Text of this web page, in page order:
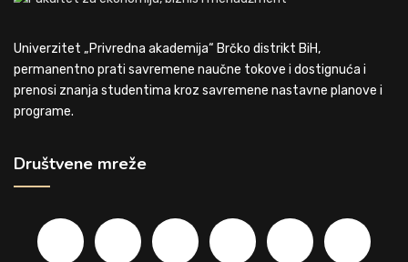
Univerzitet „Privredna akademija“ Brčko distrikt BiH,
permanentno prati savremene naučne tokove i dostignuća i
prenosi znanja studentima kroz savremene nastavne planove i
programe.
Društvene mreže